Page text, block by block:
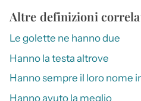
Altre definizioni
Le golette ne hanno due
Hanno la testa altrove
Hanno sempre il loro nome
Hanno avuto la meglio